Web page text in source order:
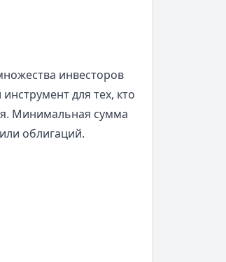
инвесторов
для тех, кто
Минимальная сумма
облигаций.